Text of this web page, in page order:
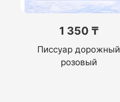
1 350 ₸
Писсуар дорожный
розовый